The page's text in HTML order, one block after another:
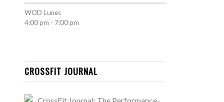
WOD Lunes
4:00 pm - 7:00 pm
CROSSFIT JOURNAL